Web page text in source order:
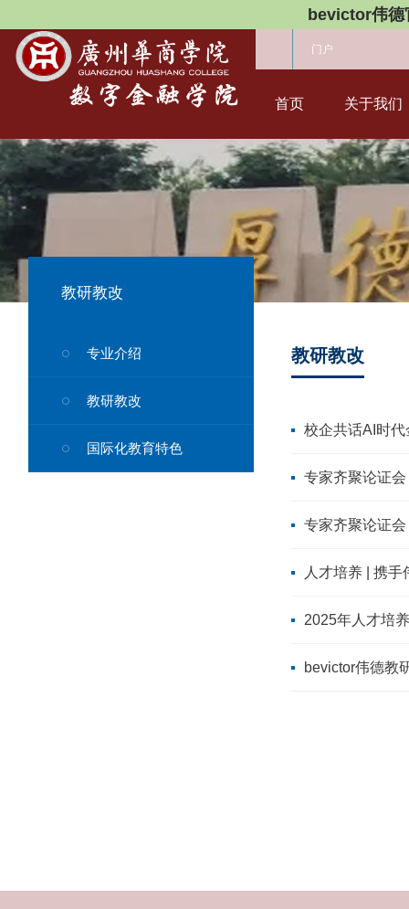
bevictor伟德
门户
首页 关于我们
教研教改
专业介绍
教研教改
国际化教育特色
教研教改
校企共话AI时
专家齐聚论证
专家齐聚论证
人才培养 | 携
2025年人才培
bevictor伟德教